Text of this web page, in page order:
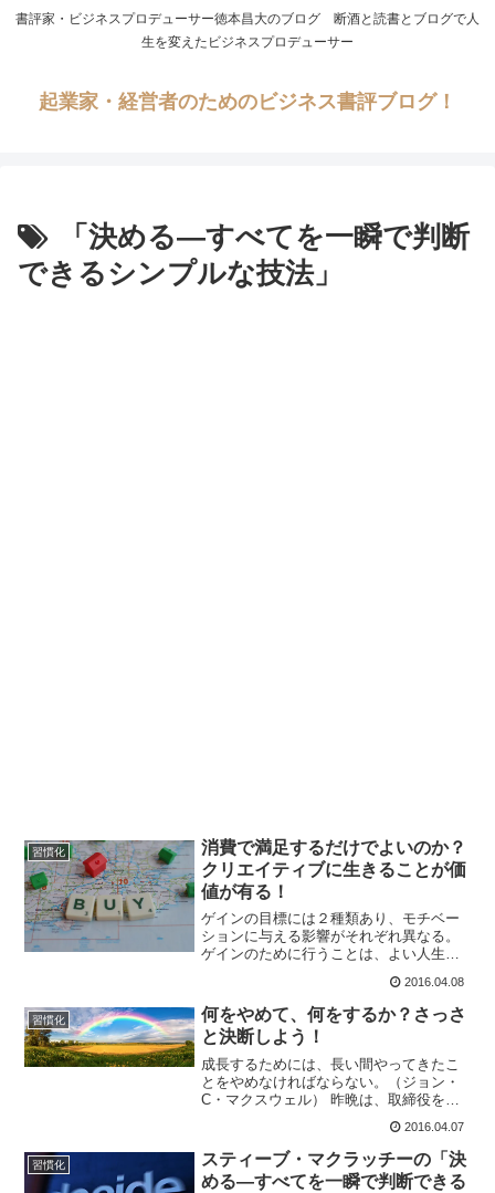
書評家・ビジネスプロデューサー徳本昌大のブログ 断酒と読書とブログで人
生を変えたビジネスプロデューサー
起業家・経営者のためのビジネス書評ブログ！
「決める―すべてを一瞬で判断
できるシンプルな技法」
習慣化
消費で満足するだけでよいのか？
クリエイティブに生きることが価
値が有る！
ゲインの目標には２種類あり、モチベー
ションに与える影響がそれぞれ異なる。
ゲインのために行うことは、よい人生に
前に進む。ゲインの目標には、「消費ゴ
ール」と「創造ゴール」の２つがあるの
だ。（スティーブ・マクラ...
2016.04.08
習慣化
何をやめて、何をするか？さっさ
と決断しよう！
成長するためには、長い間やってきたこ
とをやめなければならない。（ジョン・
C・マクスウェル） 昨晩は、取締役をつ
のですが その際「変化することの重要
性」が話題になりました。 ジョン・C・
マクスウェルが、指摘...
2016.04.07
習慣化
スティーブ・マクラッチーの「決
める―すべてを一瞬で判断できる